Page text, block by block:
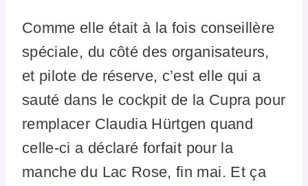
Comme elle était à la fois conseillère
spéciale, du côté des organisateurs,
et pilote de réserve, c’est elle qui a
sauté dans le cockpit de la Cupra pour
remplacer Claudia Hürtgen quand
celle-ci a déclaré forfait pour la
manche du Lac Rose, fin mai. Et ça